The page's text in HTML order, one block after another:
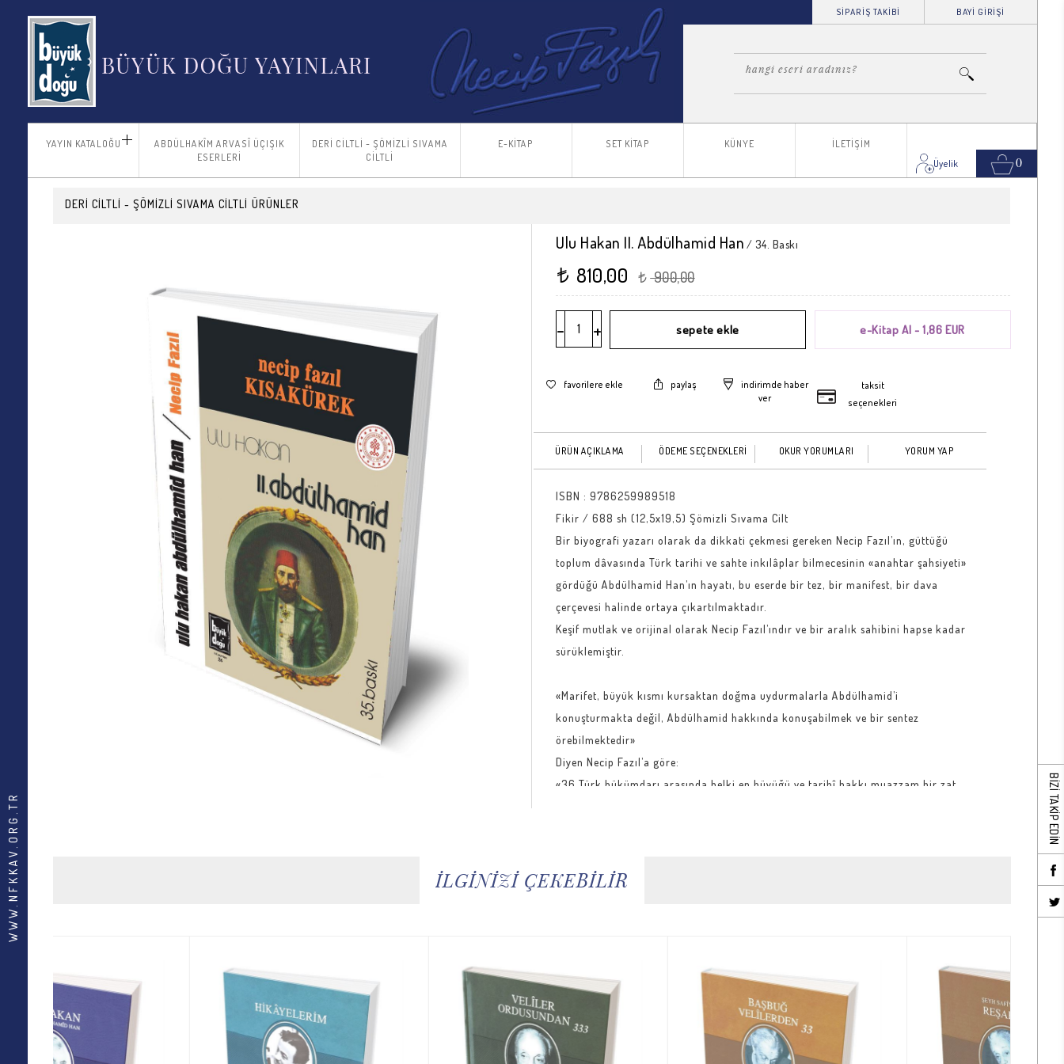
SİPARİŞ TAKİBİ BAYİ GİRİŞİ
YAYIN KATALOĞU
ABDÜLHAKÎM ARVASÎ ÜÇIŞIK
ESERLERİ
DERİ CİLTLİ - ŞÖMİZLİ SIVAMA
CİLTLİ
E-KİTAP SET KİTAP KÜNYE İLETİŞİM
0
DERİ CİLTLİ - ŞÖMİZLİ SIVAMA CİLTLİ ÜRÜNLER
Ulu Hakan II. Abdülhamid Han / 34. Baskı
t 900,00
t 810,00
- +
favorilere ekle paylaş
indirimde haber
ver
taksit
seçenekleri
ÜRÜN AÇIKLAMA
ISBN :9786259989518
Fikir / 688 sh (12,5x19,5) Şömizli Sıvama Cilt
Bir biyografi yazarı olarak da dikkati çekmesi gereken Necip Fazıl’ın, güttüğü
toplum dâvasında Türk tarihi ve sahte inkılâplar bilmecesinin «anahtar şahsiyeti»
gördüğü Abdülhamid Han’ın hayatı, bu eserde bir tez, bir manifest, bir dava
çerçevesi halinde ortaya çıkartılmaktadır.
Keşif mutlak ve orijinal olarak Necip Fazıl’ındır ve bir aralık sahibini hapse kadar
sürüklemiştir.
«Marifet, büyük kısmı kursaktan doğma uydurmalarla Abdülhamid’i
konuşturmakta değil, Abdülhamid hakkında konuşabilmek ve bir sentez
örebilmektedir»
Diyen Necip Fazıl’a göre:
«36 Türk hükümdarı arasında belki en büyüğü ve tarihî hakkı muazzam bir zat
görülmüş, fakat ilim ve tarihin devamlı yalancısına rastlanmamıştır!»
ÖDEME SEÇENEKLERİ OKUR YORUMLARI YORUM YAP
İLGİNİZİ ÇEKEBİLİR
WWW.NFKKAV.ORG.TR BİZİ TAKİP EDİN